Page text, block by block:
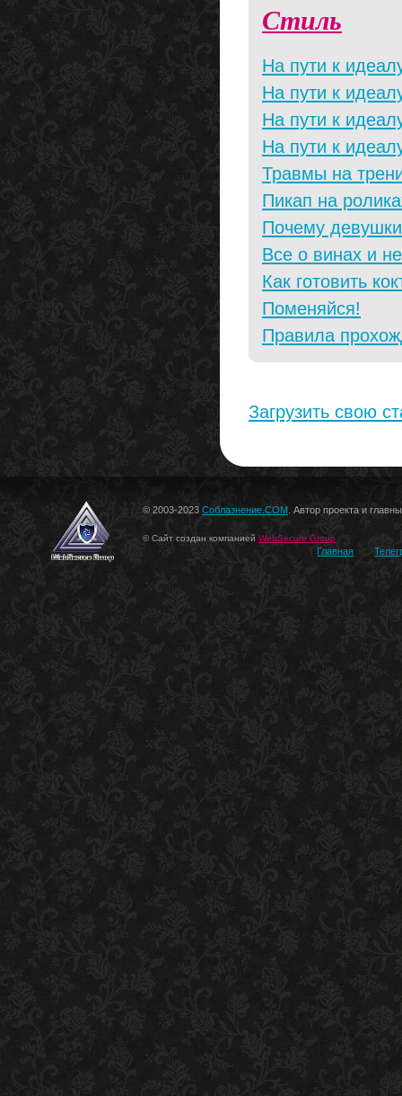
Стиль
На пути к
На пути к
На пути к
На пути к
Травмы на
Пикап на
Почему
Все о винах и
Как готовить
Поменяйся!
Правила
Загрузить свою
© 2003-2023 Соблазнение.COM . Автор проекта и
© Сайт создан компанией WebSecure Group
Главная